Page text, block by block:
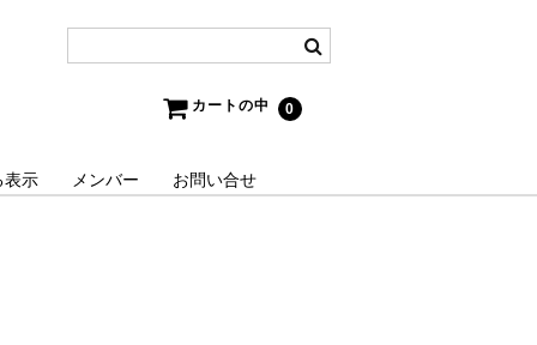
カートの中 0
表示 メンバー お問い合せ